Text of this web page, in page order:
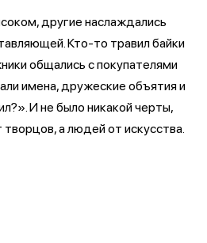
другие наслаждались
Кто-то травил байки
общались с покупателями
имена, дружеские объятия и
И не было никакой черты,
а людей от искусства.